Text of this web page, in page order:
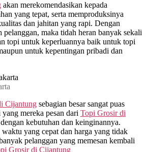
akan merekomendasikan kepada
yang tepat, serta memproduksinya
dan jahitan yang rapi. Dengan
pelanggan, maka tidah heran banyak sekali
topi untuk keperluannya baik untuk topi
untuk kepentingan pribadi dan
Cijantung sebagian besar sangat puas
mereka pesan dari Topi Grosir di
kebutuhan dan keinginannya.
yang cepat dan harga yang tidak
pelanggan yang memesan kembali
Grosir di Cijantung